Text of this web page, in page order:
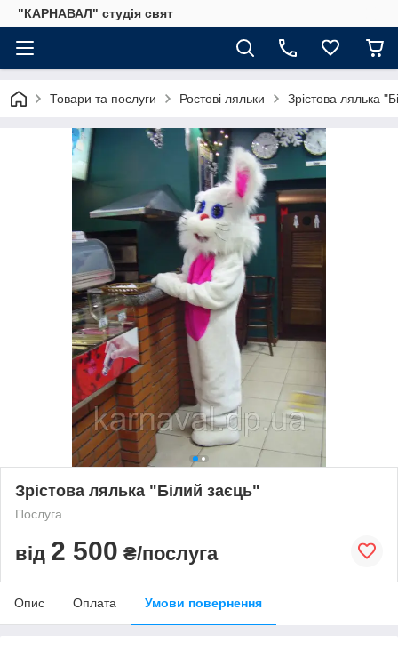
"КАРНАВАЛ" студія свят
Товари та послуги Ростові ляльки Зрістова лялька
Зрістова лялька "Білий заєць"
Послуга
від 2 500 ₴/послуга
Опис Оплата Умови повернення